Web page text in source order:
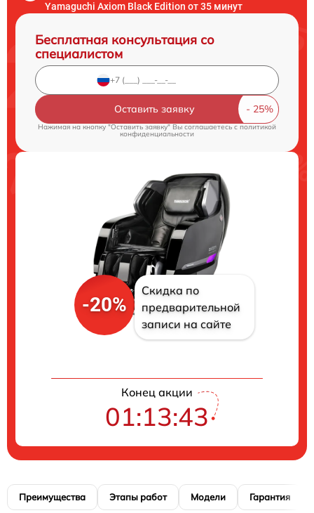
Yamaguchi Axiom Black Edition от 35 минут
Бесплатная консультация со
специалистом
Оставить заявку
Нажимая на кнопку "Оставить заявку" Вы соглашаетесь cполитикой
конфиденциальности
-20%
Скидка по
предварительной
записи на сайте
Конец акции
01:13:42
Преимущества Этапы работ Модели Гарантия